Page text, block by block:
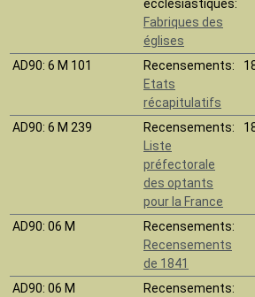
ecclésiastiques:
Fabriques des
églises
AD90: 6 M 101
Recensements:
Etats
récapitulatifs
AD90: 6 M 239
Recensements:
Liste
préfectorale
des optants
pour la France
AD90: 06 M
Recensements:
Recensements
de 1841
AD90: 06 M
Recensements: